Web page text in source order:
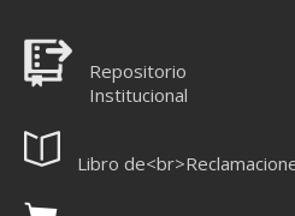
Repositorio
Institucional
Libro